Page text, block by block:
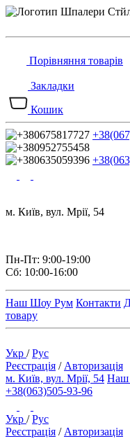
Порівняння товарів
Закладки
Кошик
м. Київ, вул. Мрії, 54
Пн-Пт: 9:00-19:00
Сб: 10:00-16:00
Наш Шоу Рум Контакти
товару
Укр /Рус
Реєстрація / Авторизація
м. Київ, вул. Мрії, 54 Наш
+38(063)505-93-96
Укр /Рус
Реєстрація / Авторизація